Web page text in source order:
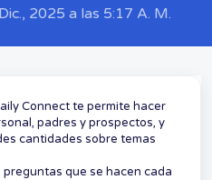
2025 a las 5:17 A. M.
Connect te permite hacer
padres y prospectos, y
cantidades sobre temas
preguntas que se hacen cada